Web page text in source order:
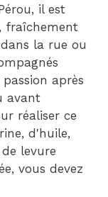
il est
fraîchement
la rue ou
après
avant
réaliser ce
d'huile,
levure
vous devez